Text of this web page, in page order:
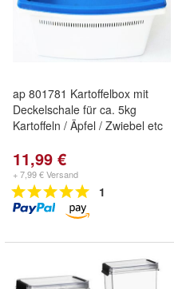
ap 801781 Kartoffelbox mit
Deckelschale für ca. 5kg
Kartoffeln / Äpfel / Zwiebel etc
11,99 €
+ 7,99 € Versand
1